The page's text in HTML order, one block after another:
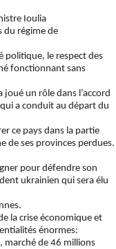
Ioulia
du régime de
politique, le respect des
fonctionnant sans
un rôle dans l’accord
a conduit au départ du
ce pays dans la partie
de ses provinces perdues.
pour défendre son
ukrainien qui sera élu
la crise économique et
énormes:
marché de 46 millions